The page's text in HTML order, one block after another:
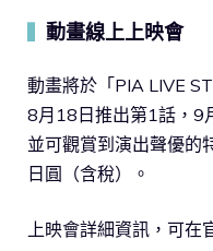
動畫線上上映會
動畫將於「PIA LIVE
8月18日推出第1話，9
並可觀賞到演出聲優的
日圓（含稅）。
上映會詳細資訊，可在